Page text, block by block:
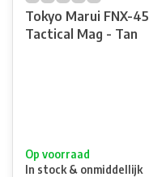
Tokyo Marui FNX-45
Tactical Mag - Tan
Op voorraad
In stock & onmiddellijk